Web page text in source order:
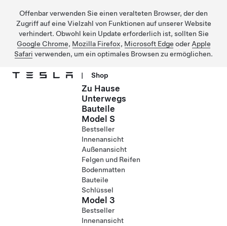
Offenbar verwenden Sie einen veralteten Browser, der den
Zugriff auf eine Vielzahl von Funktionen auf unserer Website
verhindert. Obwohl kein Update erforderlich ist, sollten Sie
Google Chrome, Mozilla Firefox, Microsoft Edge oder Apple
Safari verwenden, um ein optimales Browsen zu ermöglichen.
| Shop
Zu Hause
Unterwegs
Bauteile
Model S
Bestseller
Innenansicht
Außenansicht
Felgen und Reifen
Bodenmatten
Bauteile
Schlüssel
Model 3
Bestseller
Innenansicht